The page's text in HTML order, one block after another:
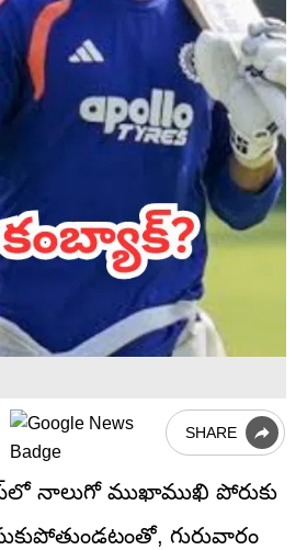
SHARE
నాలుగో ముఖాముఖి పోరుకు
గురువారం